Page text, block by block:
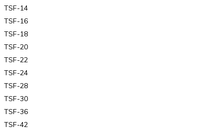
TSF-14
TSF-16
TSF-18
TSF-20
TSF-22
TSF-24
TSF-28
TSF-30
TSF-36
TSF-42